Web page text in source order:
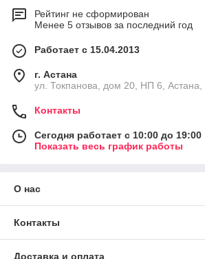
Рейтинг не сформирован
Менее 5 отзывов за последний год
Работает с 15.04.2013
г. Астана
ул. Токпанова, дом 20, НП 6, Астана,
Контакты
Сегодня работает с 10:00 до 19:00
Показать весь график работы
О нас
Контакты
Доставка и оплата